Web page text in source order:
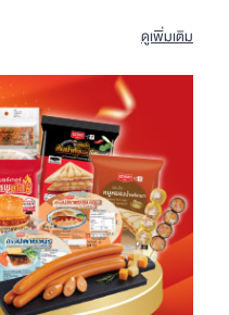
ดูเพิ่มเติม